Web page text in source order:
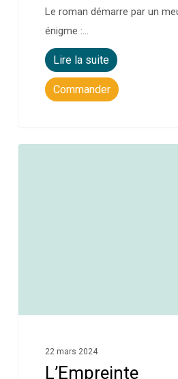
Le roman démarre par un
énigme :…
Lire la suite
Commander
22 mars 2024
L’Empreinte